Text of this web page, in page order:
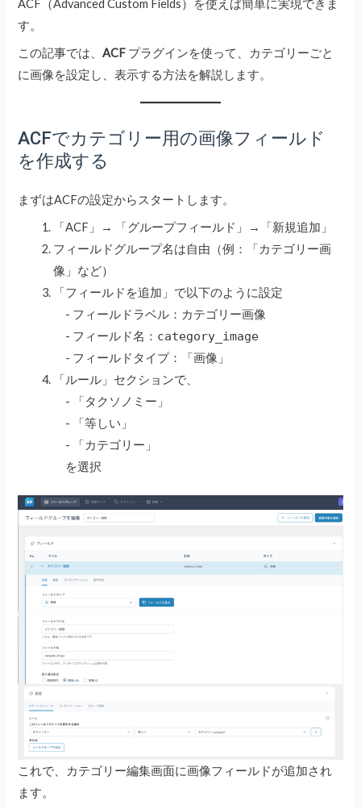
ACF（Advanced Custom Fields）を使えば簡単に実現できま
す。
この記事では、ACF プラグインを使って、カテゴリーごと
に画像を設定し、表示する方法を解説します。
ACFでカテゴリー用の画像フィールド
を作成する
まずはACFの設定からスタートします。
「ACF」→ 「グループフィールド」→「新規追加」
フィールドグループ名は自由（例：「カテゴリー画
像」など）
「フィールドを追加」で以下のように設定
- フィールドラベル：カテゴリー画像
- フィールド名： category_image
- フィールドタイプ：「画像」
「ルール」セクションで、
- 「タクソノミー」
- 「等しい」
- 「カテゴリー」
を選択
これで、カテゴリー編集画面に画像フィールドが追加され
ます。